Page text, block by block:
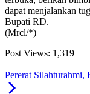
dapat menjalankan
Bupati RD.
(Mrcl/*)
Post Views: 1,319
Pererat